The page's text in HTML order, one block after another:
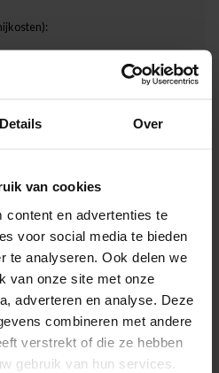
Details Over
van cookies
content en advertenties te
voor social media te bieden
te analyseren. Ook delen we
van onze site met onze
adverteren en analyse. Deze
combineren met andere
verstrekt of die ze hebben
gebruik van hun services.
Garantie
winkelwagen
4.6 van 5
met Klarna
contact met ons op